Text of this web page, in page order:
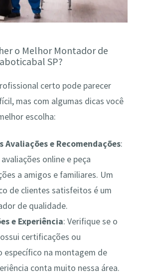
o Melhor Montador de
SP?
certo pode parecer
mas com algumas dicas você
escolha:
Avaliações e Recomendações:
online e peça
a amigos e familiares. Um
de clientes satisfeitos é um
de qualidade.
e Experiência: Verifique se o
certificações ou
específico na montagem de
conta muito nessa área.